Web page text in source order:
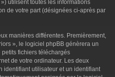
utilisent toutes les informations
de votre part (désignées ci-après par
manières différentes. Premièrement,
», le logiciel phpBB génèrera un
fichiers téléchargés
de votre ordinateur. Les deux
identifiant utilisateur et un identifiant